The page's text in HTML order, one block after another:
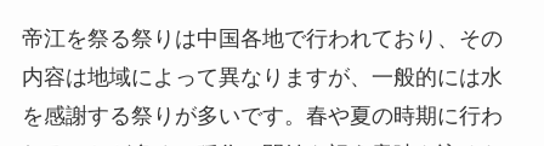
内容は地域によって異なりますが、一般的には水
を感謝する祭りが多いです。春や夏の時期に行わ
れることが多く、稲作の開始を祝う意味も込めら